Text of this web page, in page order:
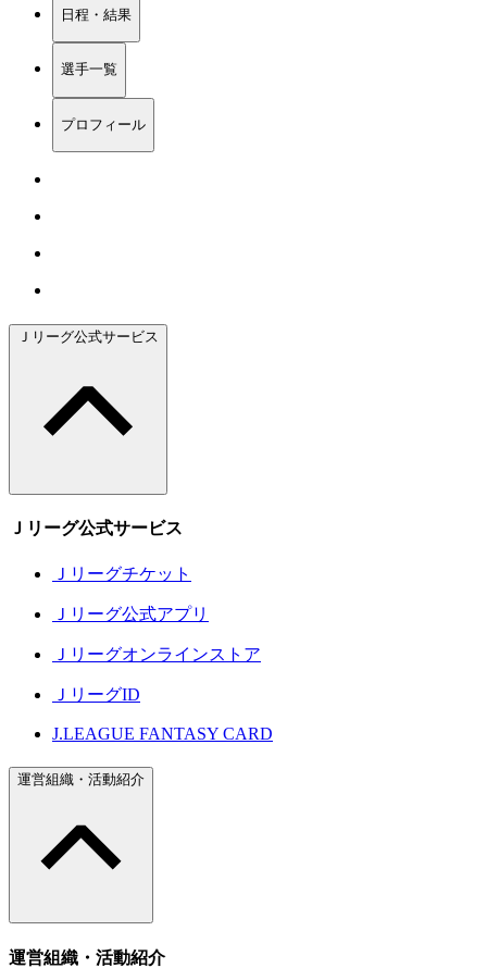
日程・結果
選手一覧
プロフィール
Ｊリーグ公式サービス
Ｊリーグ公式サービス
Ｊリーグチケット
Ｊリーグ公式アプリ
Ｊリーグオンラインストア
ＪリーグID
J.LEAGUE FANTASY CARD
運営組織・活動紹介
運営組織・活動紹介